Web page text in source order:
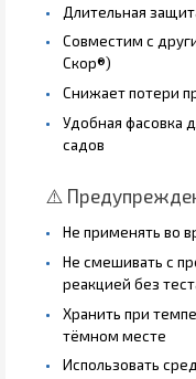
Длительная
Совместим с
Скор®)
Снижает потери
Удобная фасовка
садов
⚠️
Не применять во
Не смешивать с
реакцией без
Хранить при
тёмном месте
Использовать